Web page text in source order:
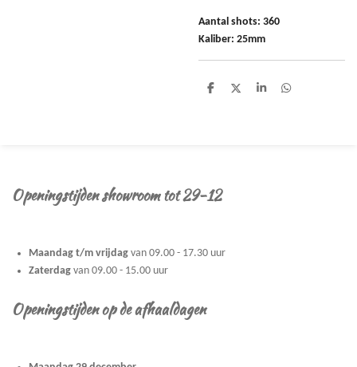
Aantal shots: 360
Kaliber: 25mm
D
D
S
D
Openingstijden showroom tot 29-12
Maandag t/m vrijdag van 09.00 - 17.30 uur
Zaterdag van 09.00 - 15.00 uur
Openingstijden op de afhaaldagen